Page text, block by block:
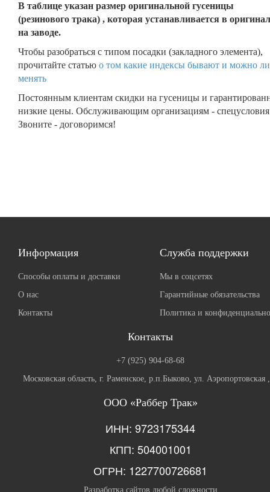
В таблице указан размер оригинальной гусеницы
(резинового трака) , которая устанавливается в
на заводе.
Чтобы разобраться с типом посадки (закладного элемента),
прочитайте статью о том какие индексы бывают и можно
менять
Постоянным клиентам скидки на гусеницы и
низкие цены. Обслуживающим организациям -
Звоните - договоримся!
Информация
Способы оплаты и доставки
О нас
Контакты
Служба поддержки
Мы в соцсетях
Гарантийные обязательства
Политика и
Контакты
+7 (925) 904-68-68
Московская область, г. Раменское, р.п.Быково, ул. Аэропортовская
ООО «Раббер Трак»
ИНН: 9723175344
КПП: 504001001
ОГРН: 1227700726681
Разработка сайтов любой сложности